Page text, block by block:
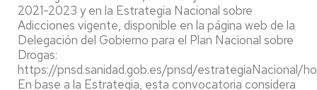
2021-2023 y en la Estrategia Nacional sobre
Adicciones vigente, disponible en la página web de la
Delegación del Gobierno para el Plan Nacional sobre
Drogas:
https://pnsd.sanidad.gob.es/pnsd/estrategiaNacional/
En base a la Estrategia, esta convocatoria considera